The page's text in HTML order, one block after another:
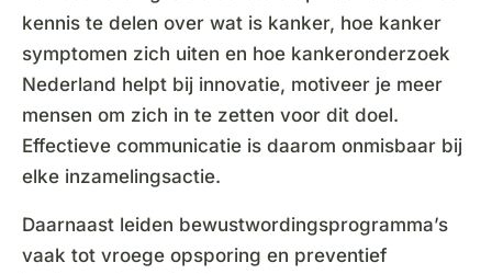
kennis te delen over wat is kanker, hoe kanker
symptomen zich uiten en hoe kankeronderzoek
Nederland helpt bij innovatie, motiveer je meer
mensen om zich in te zetten voor dit doel.
Effectieve communicatie is daarom onmisbaar bij
elke inzamelingsactie.
Daarnaast leiden bewustwordingsprogramma’s
vaak tot vroege opsporing en preventief